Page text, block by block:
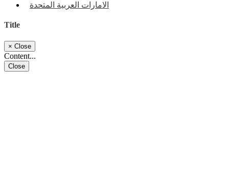
الامارات العربية المتحدة
Title
× Close
Content...
Close